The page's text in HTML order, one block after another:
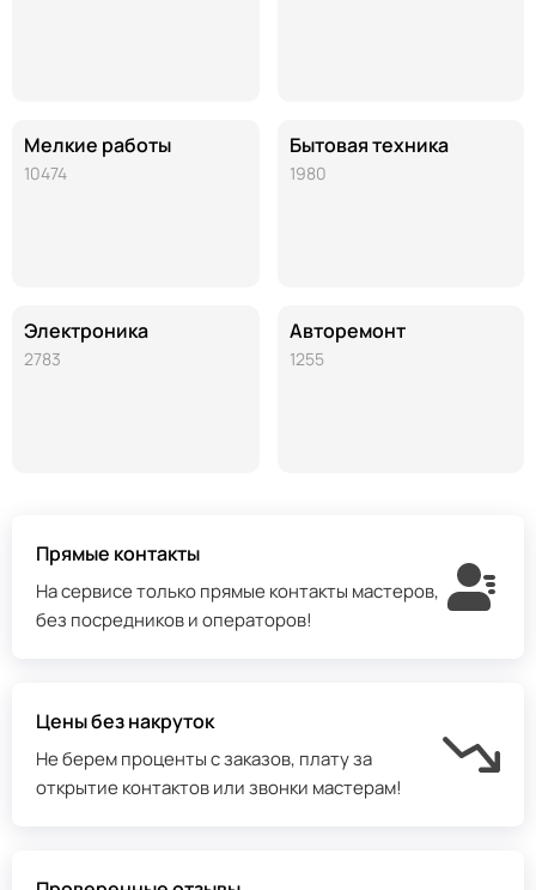
Мелкие работы
10474
Электроника
2783
Бытовая техника
1980
Авторемонт
1255
Прямые контакты
На сервисе только прямые контакты мастеров,
без посредников и операторов!
Цены без накруток
Не берем проценты с заказов, плату за
открытие контактов или звонки мастерам!